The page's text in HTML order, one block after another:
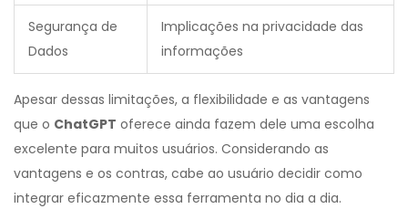
Segurança de
Dados
Implicações na privacidade das
informações
Apesar dessas limitações, a flexibilidade e as vantagens
que o ChatGPT oferece ainda fazem dele uma escolha
excelente para muitos usuários. Considerando as
vantagens e os contras, cabe ao usuário decidir como
integrar eficazmente essa ferramenta no dia a dia.